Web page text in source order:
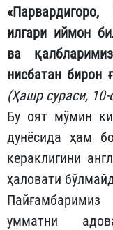
илгари иймон
ва
нисбатан бирон
(Ҳашр сураси, 10-
​Бу оят мўмин
дунёсида ҳам
кераклигини
ҳаловати
умматни